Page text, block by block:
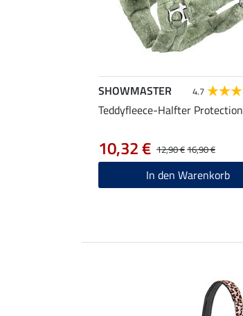
SHOWMASTER 4.7
Teddyfleece-Halfter Protection
12,90 €16,90 €
10,32 €
In den Warenkorb